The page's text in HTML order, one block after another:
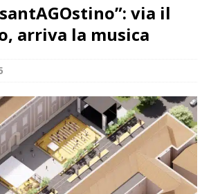
via il
arriva la musica